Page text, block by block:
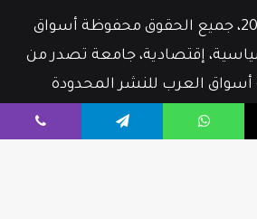
© حقوق النشر 2026، جميع الحقوق محفوظة أسواق
إقتصادية، جامعة تصدر من
العرب للنشر المحدودة
أسرة التحرير إتصل بنا
واتساب تيلقرام ڤايبر